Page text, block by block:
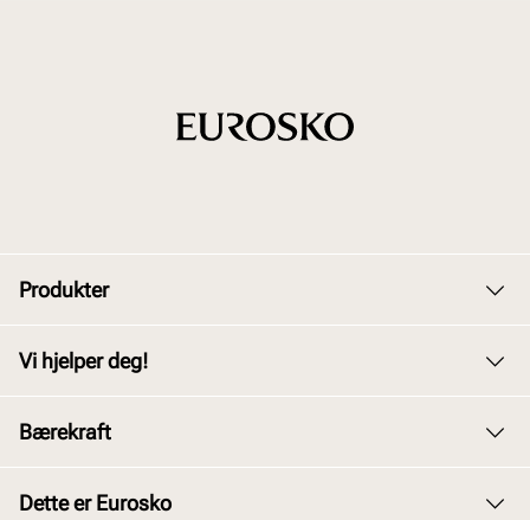
Produkter
Barn
Vi hjelper deg!
Kjøpsbetingelser
Bærekraft
Dette er Eurosko